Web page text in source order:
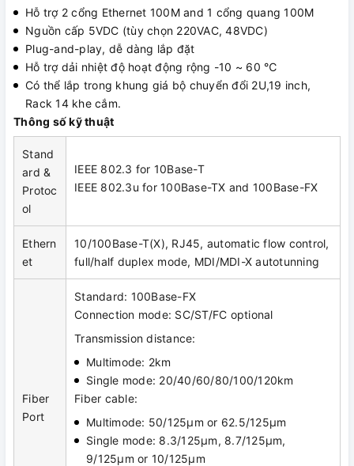
Hỗ trợ 2 cổng Ethernet 100M and 1 cổng quang 100M
Nguồn cấp 5VDC (tùy chọn 220VAC, 48VDC)
Plug-and-play, dễ dàng lắp đặt
Hỗ trợ dải nhiệt độ hoạt động rộng -10 ~ 60 ℃
Có thể lắp trong khung giá bộ chuyển đổi 2U,19 inch,
Rack 14 khe cắm.
Thông số kỹ thuật
Stand
ard &
Protoc
ol
IEEE 802.3 for 10Base-T
IEEE 802.3u for 100Base-TX and 100Base-FX
Ethern
et
10/100Base-T(X), RJ45, automatic flow control,
full/half duplex mode, MDI/MDI-X autotunning
Fiber
Port
Standard: 100Base-FX
Connection mode: SC/ST/FC optional
Transmission distance:
Multimode: 2km
Single mode: 20/40/60/80/100/120km
Fiber cable:
Multimode: 50/125μm or 62.5/125μm
Single mode: 8.3/125μm, 8.7/125μm,
9/125μm or 10/125μm